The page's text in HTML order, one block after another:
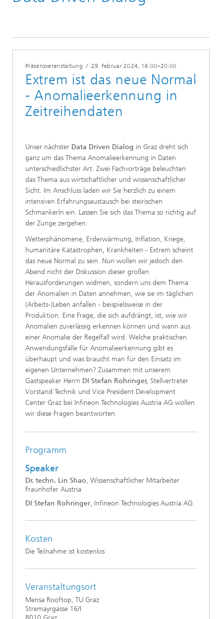
Präsenzveranstaltung / 29. Februar 2024, 16:00–20:00
Extrem ist das neue Normal
- Anomalieerkennung in
Zeitreihendaten
Unser nächster Data Driven Dialog in Graz dreht sich
ganz um das Thema Anomalieerkennung in Daten
unterschiedlichster Art. Zwei Fachvorträge beleuchten
das Thema aus wirtschaftlicher und wissenschaftlicher
Sicht. Im Anschluss laden wir Sie herzlich zu einem
intensiven Erfahrungsaustausch bei steirischen
Schmankerln ein. Lassen Sie sich das Thema so richtig auf
der Zunge zergehen.
Wetterphänomene, Erderwärmung, Inflation, Kriege,
humanitäre Katastrophen, Krankheiten - Extrem scheint
das neue Normal zu sein. Nun wollen wir jedoch den
Abend nicht der Diskussion dieser großen
Herausforderungen widmen, sondern uns dem Thema
der Anomalien in Daten annehmen, wie sie im täglichen
(Arbeits-)Leben anfallen - beispielsweise in der
Produktion. Eine Frage, die sich aufdrängt, ist, wie wir
Anomalien zuverlässig erkennen können und wann aus
einer Anomalie der Regelfall wird. Welche praktischen
Anwendungsfälle für Anomalieerkennung gibt es
überhaupt und was braucht man für den Einsatz im
eigenen Unternehmen? Zusammen mit unserem
Gastspeaker Herrn DI Stefan Rohringer, Stellvertreter
Vorstand Technik und Vice President Development
Center Graz bei Infineon Technologies Austria AG wollen
wir diese Fragen beantworten.
Programm
Speaker
Dr. techn. Lin Shao, Wissenschaftlicher Mitarbeiter
Fraunhofer Austria
DI Stefan Rohringer, Infineon Technologies Austria AG
Kosten
Die Teilnahme ist kostenlos
Veranstaltungsort
Mensa Rooftop, TU Graz
Stremayrgasse 16/I